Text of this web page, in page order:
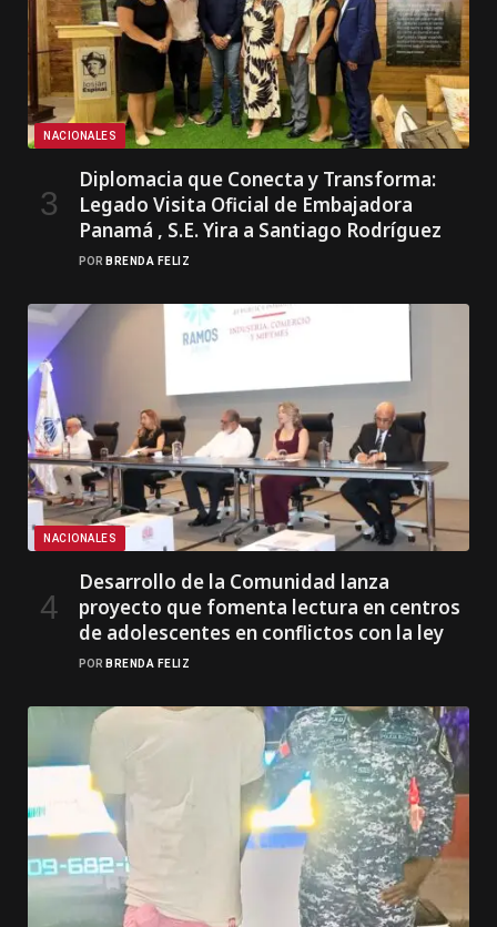
NACIONALES
Diplomacia que Conecta y Transforma:
Legado Visita Oficial de Embajadora
Panamá , S.E. Yira a Santiago Rodríguez
POR BRENDA FELIZ
NACIONALES
Desarrollo de la Comunidad lanza
proyecto que fomenta lectura en centros
de adolescentes en conflictos con la ley
POR BRENDA FELIZ